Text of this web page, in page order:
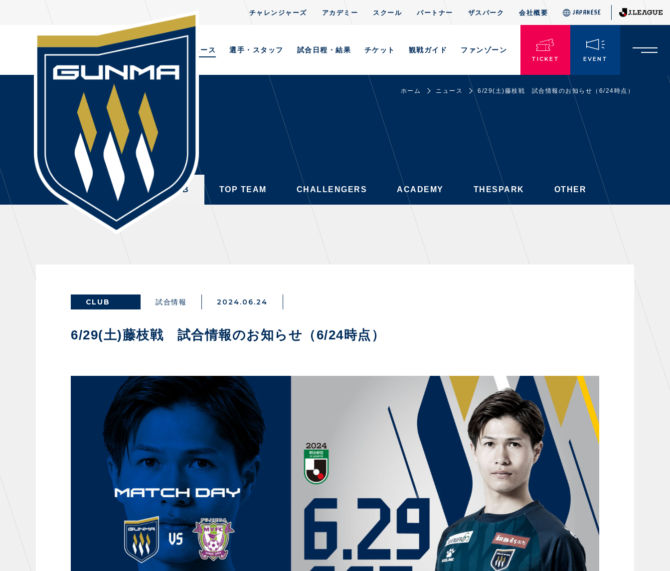
チャレンジャーズ アカデミー スクール パートナー ザスパーク 会社概要 JAPANESE
ニュース 選手・スタッフ 試合日程・結果 チケット 観戦ガイド ファンゾーン
TICKET EVENT
JAPANESE
NEWS
TOPICS
CLUB
TOP TEAM
CHALLENGERS
ACADEMY
PLAYERS / STAFFS
・練習場ごとの注意事項
・練習場マップ
GAMES
試合日程・結果
ホームイベント情報
チケット情報
・前売・当日チケット
・発売日
・優待チケット
・企画チケット
・法人シーズンシート
スタジアムルール
クラブプロパティ
スタジアムグルメ
会場周辺案内図
ホームイベント情報
初心者向けのガイダンス
運営サポートスタッフ募集
設営撤収応援隊募集
FANZONE
ファンクラブ
グッズ
ザスパタイムズ
各SNS
マスコット
クラブアンバサダー
PARTNERS
アシストパートナー
ホームタウン活動
スマイルキッズキャラバン
応援ベンダー設置のお願い
拠点一覧
フィロソフィー
クラブについて（エンブレム・ロゴ
等）
HISTORY
お問い合わせ
CHALLENGERS ACADEMY SCHOOL TheSpark
ホーム ニュース 6/29(土)藤枝戦 試合情報のお知らせ（6/24時点）
ニュース NEWS
ALL TOPICS CLUB TOP TEAM CHALLENGERS ACADEMY THESPARK OTHER
CLUB TOP TEAM CHALLENGERS ACADEMY THESPARK OTHER
CLUB 試合情報 2024.06.24
6/29(土)藤枝戦 試合情報のお知らせ（6/24時点）